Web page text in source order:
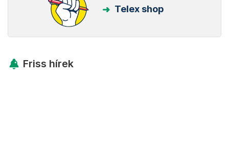
Telex shop
Friss hírek